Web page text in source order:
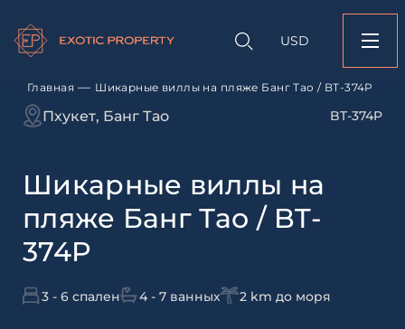
USD
Главная — Шикарные виллы на пляже Банг Тао / BT-374P
Пхукет, Банг Тао BT-374P
Шикарные виллы на
пляже Банг Тао / BT-
374P
3 - 6 спален 4 - 7 ванных 2 km до моря
Оставить
свяжется с вами
Согласен с
объекту
Шикарные виллы
Банг Тао / BT-374P
свяжется с вами
недвижимости